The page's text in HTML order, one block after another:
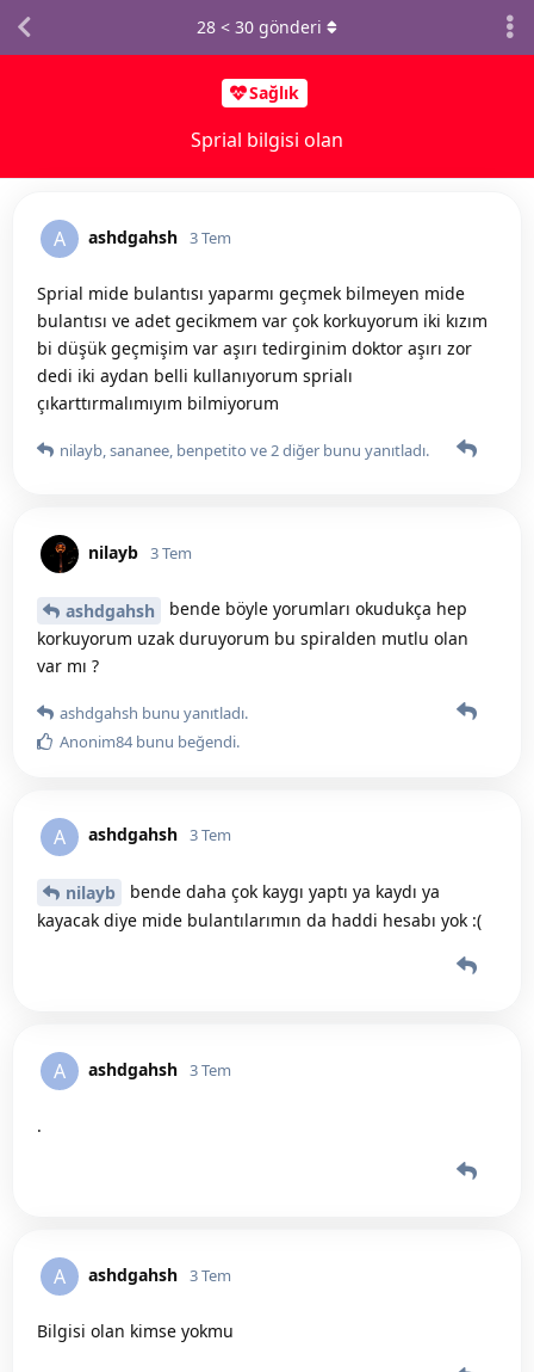
Sağlık
Sprial bilgisi olan
28 < 30 gönderi
A ashdgahsh 3 Tem
Sprial mide bulantısı yaparmı geçmek bilmeyen mide
bulantısı ve adet gecikmem var çok korkuyorum iki kızım
bi düşük geçmişim var aşırı tedirginim doktor aşırı zor
dedi iki aydan belli kullanıyorum sprialı
çıkarttırmalımıyım bilmiyorum
nilayb,sananee, benpetito ve2diğer bunu yanıtladı.
nilayb 3 Tem
ashdgahsh
bende böyle yorumları okudukça hep
korkuyorum uzak duruyorum bu spiralden mutlu olan
var mı ?
ashdgahsh bunu yanıtladı.
Anonim84bunu beğendi.
A ashdgahsh 3 Tem
nilayb
bende daha çok kaygı yaptı ya kaydı ya
kayacak diye mide bulantılarımın da haddi hesabı yok :(
A ashdgahsh 3 Tem
.
A ashdgahsh 3 Tem
Bilgisi olan kimse yokmu